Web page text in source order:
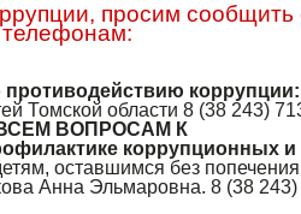
просим сообщить
коррупции:
Томской области 8 (38 243)
ВОПРОСАМ К
коррупционных
оставшимся без попечения
Анна Эльмаровна. 8 (38 243)